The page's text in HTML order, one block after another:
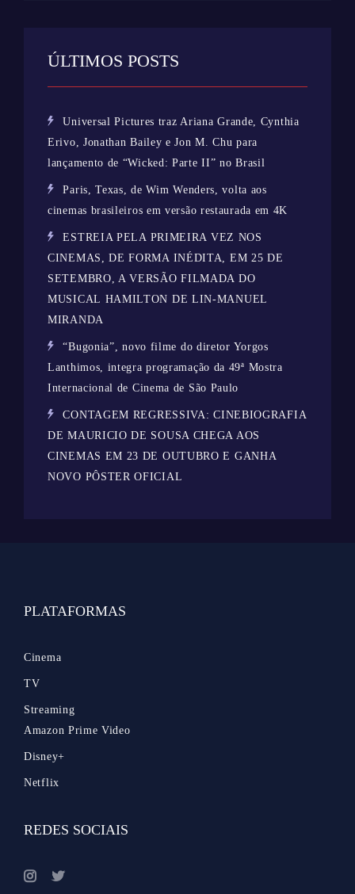
ÚLTIMOS POSTS
Universal Pictures traz Ariana Grande, Cynthia
Erivo, Jonathan Bailey e Jon M. Chu para
lançamento de “Wicked: Parte II” no Brasil
Paris, Texas, de Wim Wenders, volta aos
cinemas brasileiros em versão restaurada em 4K
ESTREIA PELA PRIMEIRA VEZ NOS
CINEMAS, DE FORMA INÉDITA, EM 25 DE
SETEMBRO, A VERSÃO FILMADA DO
MUSICAL HAMILTON DE LIN-MANUEL
MIRANDA
“Bugonia”, novo filme do diretor Yorgos
Lanthimos, integra programação da 49ª Mostra
Internacional de Cinema de São Paulo
CONTAGEM REGRESSIVA: CINEBIOGRAFIA
DE MAURICIO DE SOUSA CHEGA AOS
CINEMAS EM 23 DE OUTUBRO E GANHA
NOVO PÔSTER OFICIAL
PLATAFORMAS
Cinema
TV
Streaming
Amazon Prime Video
Disney+
Netflix
REDES SOCIAIS